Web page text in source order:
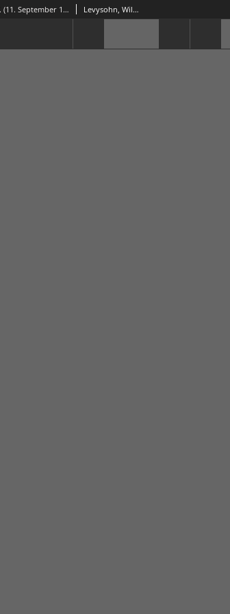
Grünberger Wochenblatt, Nro. 37. (11. September 1840) Levysohn, Wilhelm. Red.; Siebert, Martin Wilhelm. Red.